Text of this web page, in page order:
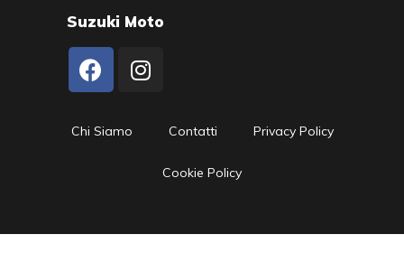
Suzuki Moto
Chi Siamo Contatti Privacy Policy
Cookie Policy